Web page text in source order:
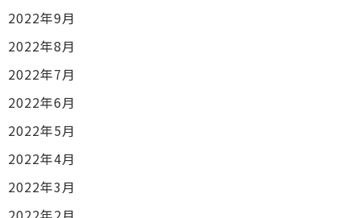
2022年9月
2022年8月
2022年7月
2022年6月
2022年5月
2022年4月
2022年3月